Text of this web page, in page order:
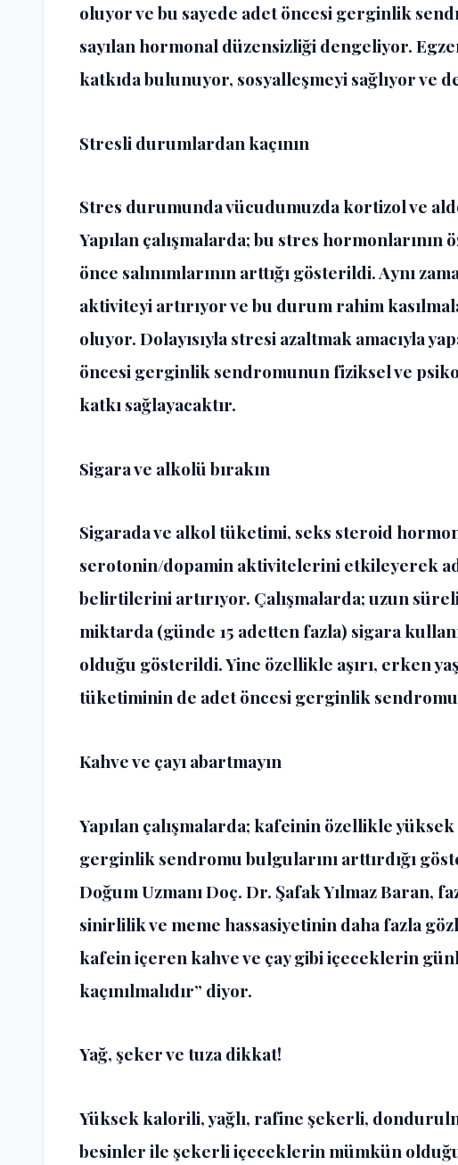
oluyor ve bu sayede adet öncesi gerginlik
sayılan hormonal düzensizliği dengeliyor.
katkıda bulunuyor, sosyalleşmeyi sağlıyor ve
Stresli durumlardan kaçının
Stres durumunda vücudumuzda kortizol ve
Yapılan çalışmalarda; bu stres hormonlarının
önce salınımlarının arttığı gösterildi. Aynı
aktiviteyi artırıyor ve bu durum rahim
oluyor. Dolayısıyla stresi azaltmak amacıyla
öncesi gerginlik sendromunun fiziksel ve
katkı sağlayacaktır.
Sigara ve alkolü bırakın
Sigarada ve alkol tüketimi, seks steroid
serotonin/dopamin aktivitelerini etkileyerek
belirtilerini artırıyor. Çalışmalarda; uzun
miktarda (günde 15 adetten fazla) sigara
olduğu gösterildi. Yine özellikle aşırı, erken
tüketiminin de adet öncesi gerginlik
Kahve ve çayı abartmayın
Yapılan çalışmalarda; kafeinin özellikle
gerginlik sendromu bulgularını arttırdığı
Doğum UzmanıDoç. Dr. Şafak Yılmaz Baran,
sinirlilik ve meme hassasiyetinin daha fazla
kafein içeren kahve ve çay gibi içeceklerin
kaçınılmalıdır” diyor.
Yağ, şeker ve tuza dikkat!
Yüksek kalorili, yağlı, rafine şekerli,
besinler ile şekerli içeceklerin mümkün